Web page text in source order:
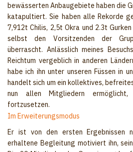
bewässerten Anbaugebiete haben die
katapultiert. Sie haben alle Rekorde
7,912t Chilis, 2,5t Okra und 2.3t
selbst den Vorsitzenden der
überrascht. Anlässlich meines
Reichtum vergeblich in anderen
habe ich ihn unter unseren Füssen in
handelt sich um ein kollektives,
nun allen Mitgliedern ermöglicht,
fortzusetzen.
Im Erweiterungsmodus
Er ist von den ersten Ergebnissen
erhaltene Begleitung motiviert ihn,